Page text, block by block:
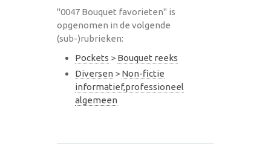
"0047 Bouquet favorieten" is
opgenomen in de volgende
(sub-)rubrieken:
Pockets > Bouquet reeks
Diversen > Non-fictie
informatief,professioneel
algemeen